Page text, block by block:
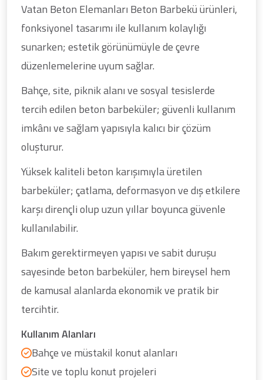
Vatan Beton Elemanları Beton Barbekü ürünleri,
fonksiyonel tasarımı ile kullanım kolaylığı
sunarken; estetik görünümüyle de çevre
düzenlemelerine uyum sağlar.
Bahçe, site, piknik alanı ve sosyal tesislerde
tercih edilen beton barbeküler; güvenli kullanım
imkânı ve sağlam yapısıyla kalıcı bir çözüm
oluşturur.
Yüksek kaliteli beton karışımıyla üretilen
barbeküler; çatlama, deformasyon ve dış etkilere
karşı dirençli olup uzun yıllar boyunca güvenle
kullanılabilir.
Bakım gerektirmeyen yapısı ve sabit duruşu
sayesinde beton barbeküler, hem bireysel hem
de kamusal alanlarda ekonomik ve pratik bir
tercihtir.
Kullanım Alanları
Bahçe ve müstakil konut alanları
Site ve toplu konut projeleri